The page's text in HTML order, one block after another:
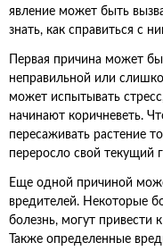
явление может быть
знать, как справиться с
Первая причина может
неправильной или
может испытывать
начинают коричневеть.
пересаживать растение
переросло свой текущий
Еще одной причиной
вредителей. Некоторые
болезнь, могут привести
Также определенные